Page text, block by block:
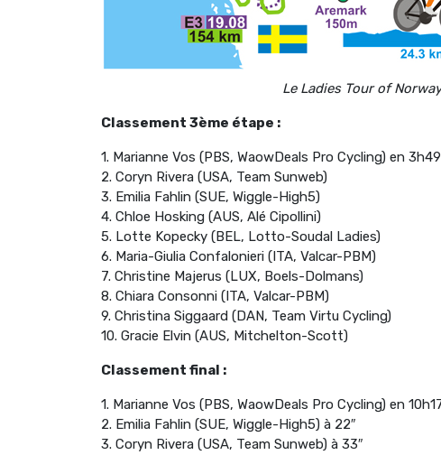
Le Ladies Tour of
Classement 3ème étape :
1. Marianne Vos (PBS, WaowDeals Pro Cycling) en
2. Coryn Rivera (USA, Team Sunweb)
3. Emilia Fahlin (SUE, Wiggle-High5)
4. Chloe Hosking (AUS, Alé Cipollini)
5. Lotte Kopecky (BEL, Lotto-Soudal Ladies)
6. Maria-Giulia Confalonieri (ITA, Valcar-PBM)
7. Christine Majerus (LUX, Boels-Dolmans)
8. Chiara Consonni (ITA, Valcar-PBM)
9. Christina Siggaard (DAN, Team Virtu Cycling)
10. Gracie Elvin (AUS, Mitchelton-Scott)
Classement final :
1. Marianne Vos (PBS, WaowDeals Pro Cycling) en
2. Emilia Fahlin (SUE, Wiggle-High5) à 22″
3. Coryn Rivera (USA, Team Sunweb) à 33″